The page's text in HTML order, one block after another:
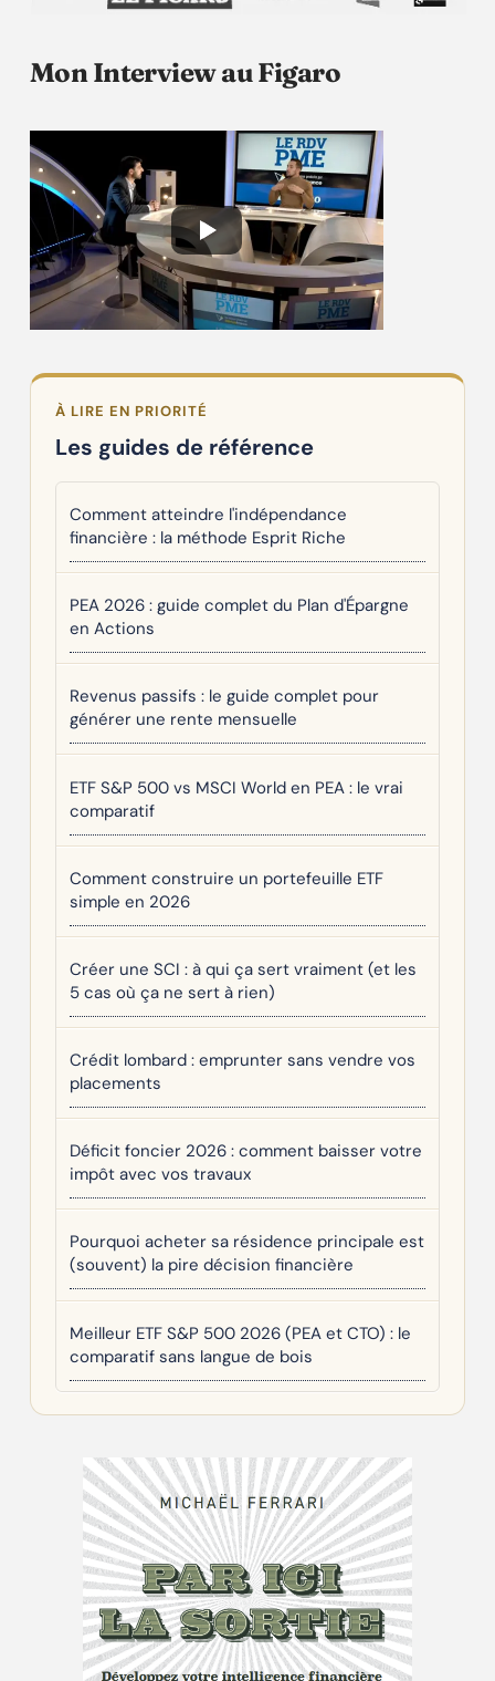
Mon Interview au Figaro
À LIRE EN PRIORITÉ
Les guides de référence
Comment atteindre l'indépendance
financière : la méthode Esprit Riche
PEA 2026 : guide complet du Plan d'Épargne
en Actions
Revenus passifs : le guide complet pour
générer une rente mensuelle
ETF S&P 500 vs MSCI World en PEA : le vrai
comparatif
Comment construire un portefeuille ETF
simple en 2026
Créer une SCI : à qui ça sert vraiment (et les
5 cas où ça ne sert à rien)
Crédit lombard : emprunter sans vendre vos
placements
Déficit foncier 2026 : comment baisser votre
impôt avec vos travaux
Pourquoi acheter sa résidence principale est
(souvent) la pire décision financière
Meilleur ETF S&P 500 2026 (PEA et CTO) : le
comparatif sans langue de bois